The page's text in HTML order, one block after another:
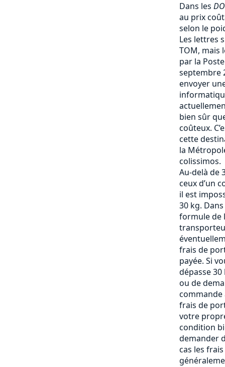
Dans les
au prix
selon le
Les lettres
TOM, mais
par la
septembre
envoyer
bien sûr
coûteux.
cette
la
colissimos.
Au-delà de
ceux d’un
il est
30 kg.
formule de
frais de
payée. Si
dépasse
ou de
commande
frais de
votre
condition
demander
cas les